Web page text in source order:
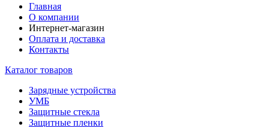
Главная
О компании
Интернет-магазин
Оплата и доставка
Контакты
Каталог товаров
Зарядные устройства
УМБ
Защитные стекла
Защитные пленки